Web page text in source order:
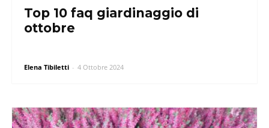
Top 10 faq giardinaggio di
ottobre
Elena Tibiletti - 4 Ottobre 2024